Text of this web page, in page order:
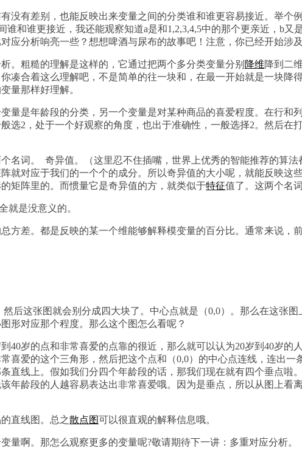
没有差别，也能反映出来变量之间的分类谁和谁更容易接近。举个
谁和谁更接近，我还能观察知道a是和1,2,3,4,5中的那个更亲近，b
应分析响亮一些？想想啤酒与尿布的故事吧！注意，你已经开始涉
。粗糙的理解是这样的，它通过把两个多分类变量分别 降维降到二
凑合着这么理解吧，不是简单的往一块和，在最一开始就是一块降
量那样好理解。
是年龄段的分类，另一个变量是对某种商品的喜爱程度。在行和
2，处于一个好观察的角度，也出于准确性，一般选择2。然后在
名词。 奇异值。（这里忍不住插嘴，世界上优秀的智能推荐的算
对应于我们的一个个的成分。所以奇异值的大小呢，就能反映这
矩阵里的。而惯量它是奇异值的方，就类似于特征值了。这两个名
就是没意义的。
差。都是反映的某一个维能够解释模变量的百分比。通常来说，
后这张图就会别分成四大块了。中心点就是（0,0）。那么在这张
形对应那个程度。那么这个图怎么看呢？
岁的点和非常喜爱的点靠的很近，那么就可以认为20岁到40岁的
爱的这个三角形，然后把这个点和（0,0）的中心点连线，连出一
线上。假如我们分四个年龄段的话，那我们现在就有四个垂点啦
年龄段的人越容易表达出非常喜爱哦。因为是垂点，所以从图上看
直线图。总之散点图可以很直观的解释信息哦。
啊。那怎么观察更多的变量呢?敬请期待下一讲：多重对应分析。